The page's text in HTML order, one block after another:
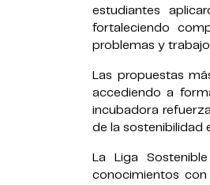
estudiantes
fortaleciendo
problemas y trabajo
Las propuestas
accediendo a
incubadora
de la sostenibilidad
La Liga
conocimientos con